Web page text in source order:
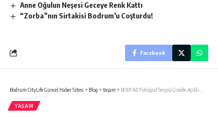
Anne Oğulun Neşesi Geceye Renk Kattı
“Zorba”nın Sirtakisi Bodrum’u Coşturdu!
Facebook
Bodrum CityLife Güncel Haber Sitesi > Blog >Yaşam > BODFAD Fotoğraf Sergisi Çine’de Açıldı…
YAŞAM